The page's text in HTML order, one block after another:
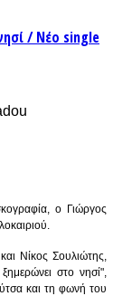
/ Νέο single
ο Γιώργος
Νίκος Σουλιώτης,
στο νησί",
και τη φωνή του